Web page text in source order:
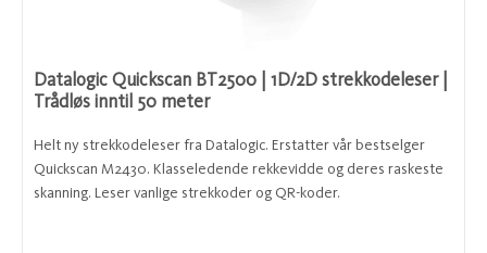
Datalogic Quickscan BT2500 | 1D/2D strekkodeleser |
Trådløs inntil 50 meter
Helt ny strekkodeleser fra Datalogic. Erstatter vår bestselger
Quickscan M2430. Klasseledende rekkevidde og deres raskeste
skanning. Leser vanlige strekkoder og QR-koder.